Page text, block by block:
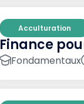
Acculturation
Finance
Fondamentaux